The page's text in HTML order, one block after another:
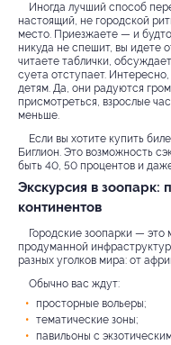
Иногда лучший способ
настоящий, не городской
место. Приезжаете — и
никуда не спешит, вы идете
читаете таблички,
суета отступает.
детям. Да, они радуются
присмотреться, взрослые
меньше.
Если вы хотите купить
Биглион. Это возможность
быть 40, 50 процентов и
Экскурсия в зоопарк:
континентов
Городские зоопарки —
продуманной
разных уголков мира: от
Обычно вас ждут:
просторные вольеры;
тематические зоны;
павильоны с